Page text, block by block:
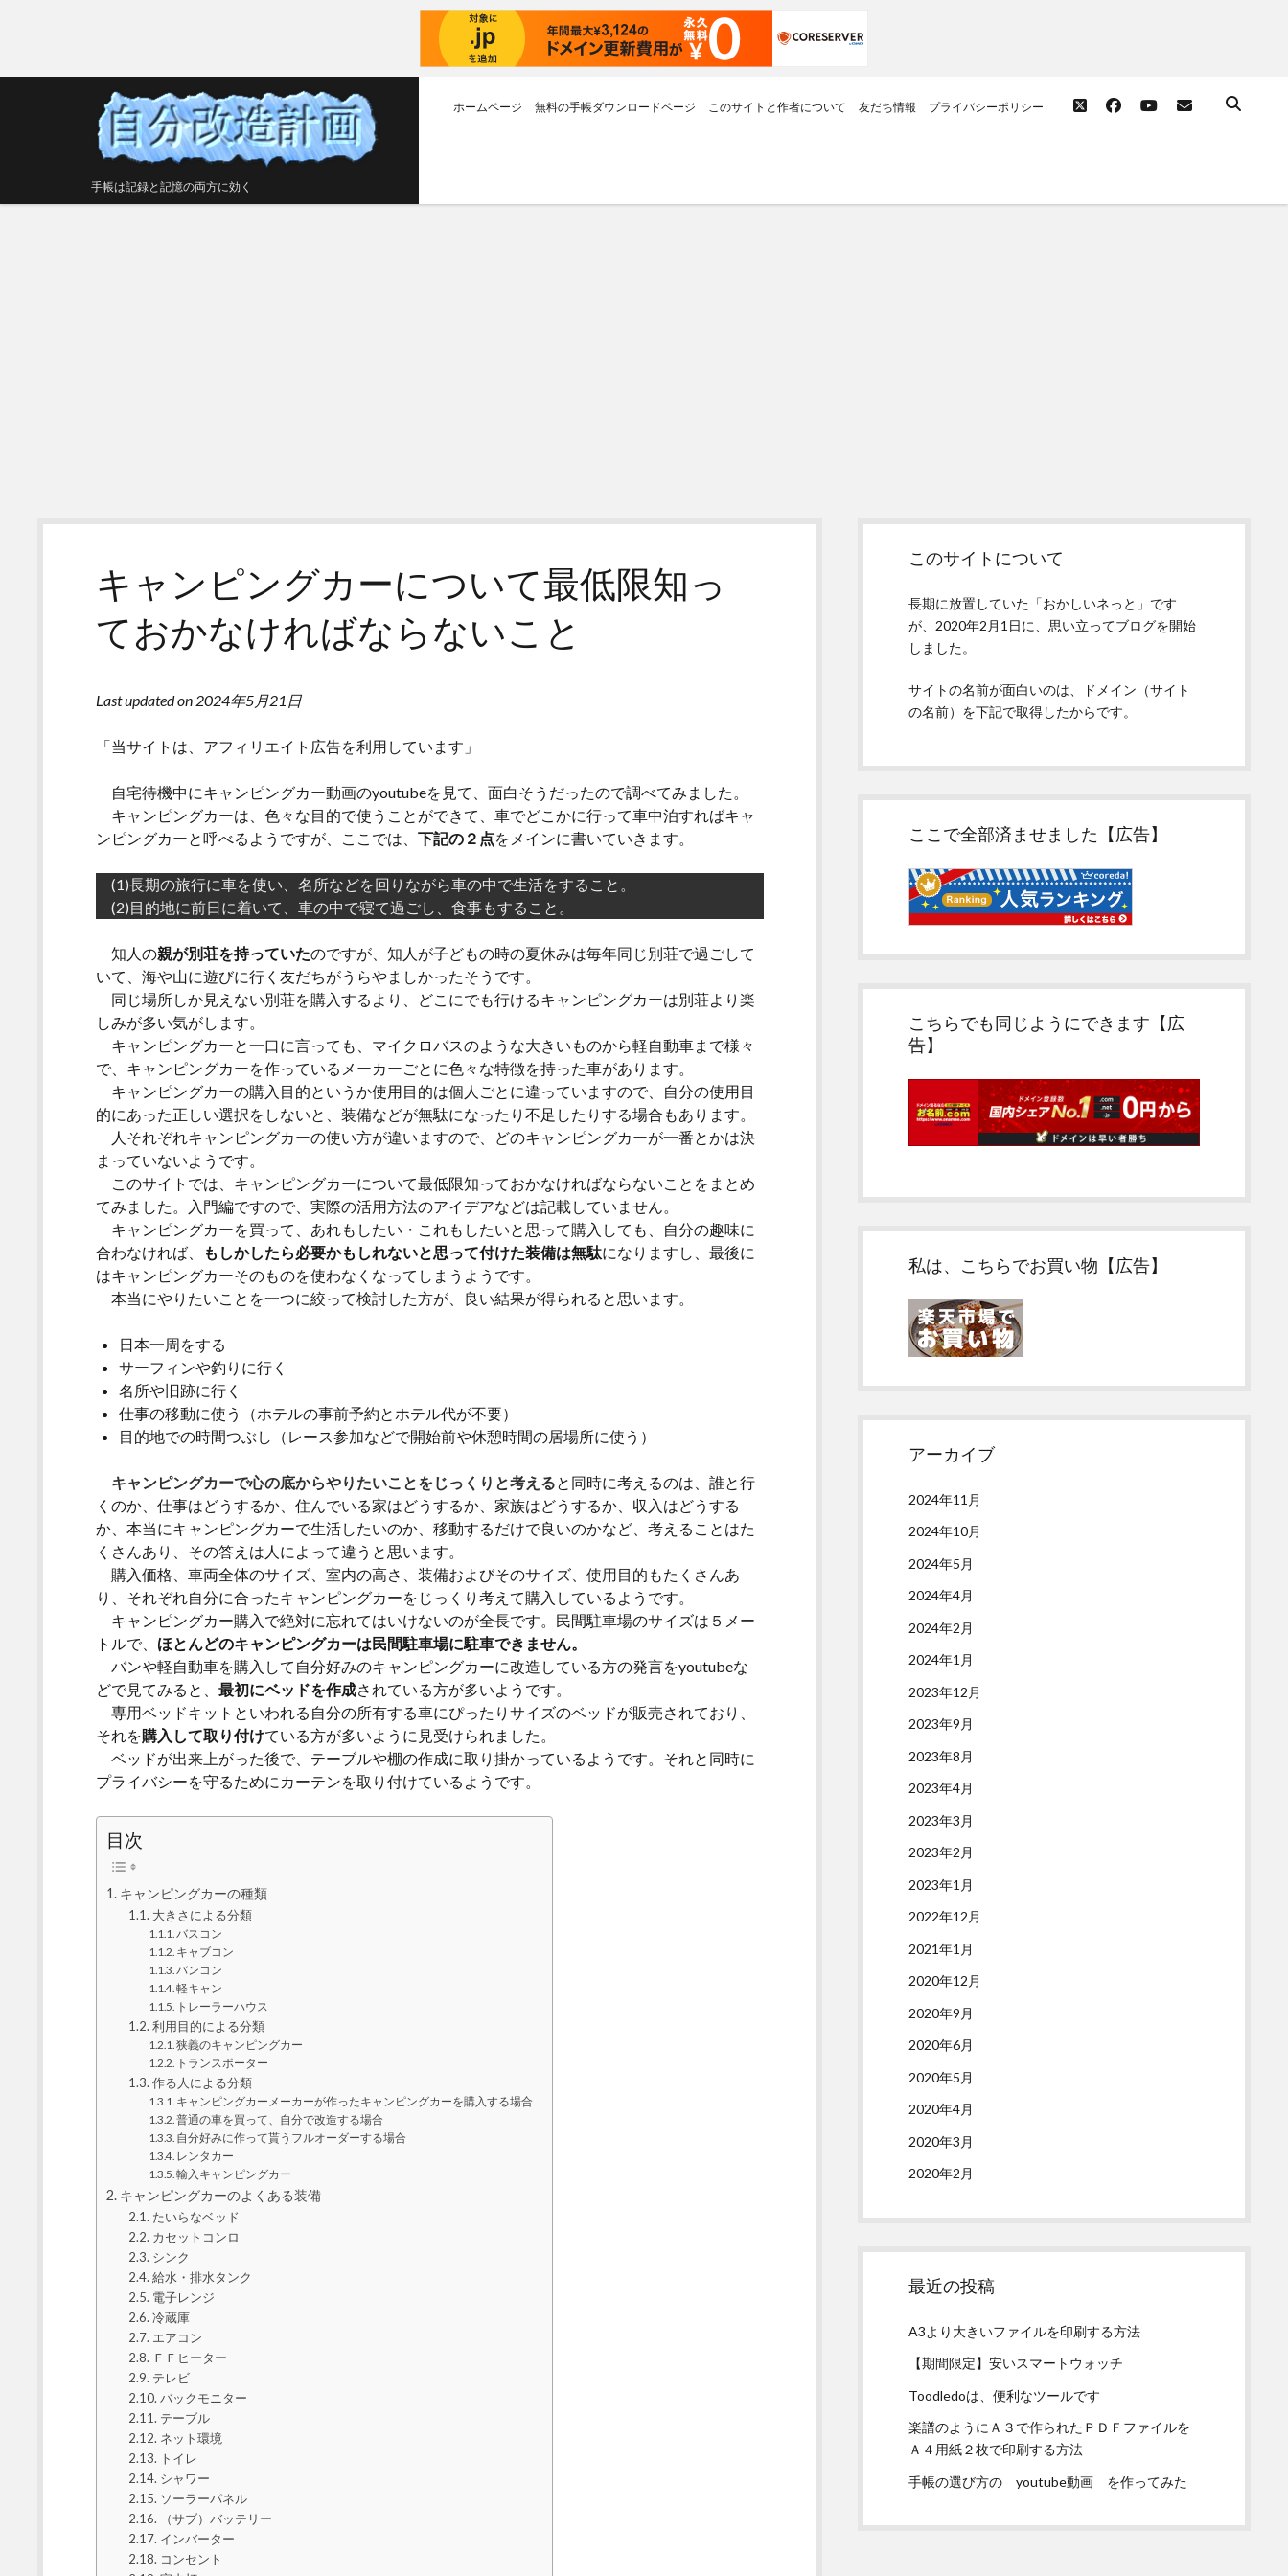
手帳は記録と記憶の両方に効く
ホームページ 無料の手帳ダウンロードページ このサイトと作者について 友だち情報 プライバシーポリシー twitterfacebook
youtubeemail
キャンピングカーについて最低限知っ
ておかなければならないこと
Last updated on 2024年5月21日
「当サイトは、アフィリエイト広告を利用しています」
自宅待機中にキャンピングカー動画のyoutubeを見て、面白そうだったので調べてみました。
キャンピングカーは、色々な目的で使うことができて、車でどこかに行って車中泊すればキャ
ンピングカーと呼べるようですが、ここでは、下記の２点をメインに書いていきます。
(1)長期の旅行に車を使い、名所などを回りながら車の中で生活をすること。
(2)目的地に前日に着いて、車の中で寝て過ごし、食事もすること。
知人の親が別荘を持っていたのですが、知人が子どもの時の夏休みは毎年同じ別荘で過ごして
いて、海や山に遊びに行く友だちがうらやましかったそうです。
同じ場所しか見えない別荘を購入するより、どこにでも行けるキャンピングカーは別荘より楽
しみが多い気がします。
キャンピングカーと一口に言っても、マイクロバスのような大きいものから軽自動車まで様々
で、キャンピングカーを作っているメーカーごとに色々な特徴を持った車があります。
キャンピングカーの購入目的というか使用目的は個人ごとに違っていますので、自分の使用目
的にあった正しい選択をしないと、装備などが無駄になったり不足したりする場合もあります。
人それぞれキャンピングカーの使い方が違いますので、どのキャンピングカーが一番とかは決
まっていないようです。
このサイトでは、キャンピングカーについて最低限知っておかなければならないことをまとめ
てみました。入門編ですので、実際の活用方法のアイデアなどは記載していません。
キャンピングカーを買って、あれもしたい・これもしたいと思って購入しても、自分の趣味に
合わなければ、
もしかしたら必要かもしれないと思って付けた装備は無駄になりますし、最後に
はキャンピングカーそのものを使わなくなってしまうようです。
本当にやりたいことを一つに絞って検討した方が、良い結果が得られると思います。
日本一周をする
サーフィンや釣りに行く
名所や旧跡に行く
仕事の移動に使う（ホテルの事前予約とホテル代が不要）
目的地での時間つぶし（レース参加などで開始前や休憩時間の居場所に使う）
キャンピングカーで心の底からやりたいことをじっくりと考えると同時に考えるのは、誰と行
くのか、仕事はどうするか、住んでいる家はどうするか、家族はどうするか、収入はどうする
か、本当にキャンピングカーで生活したいのか、移動するだけで良いのかなど、考えることはた
くさんあり、その答えは人によって違うと思います。
購入価格、車両全体のサイズ、室内の高さ、装備およびそのサイズ、使用目的もたくさんあ
り、それぞれ自分に合ったキャンピングカーをじっくり考えて購入しているようです。
キャンピングカー購入で絶対に忘れてはいけないのが全長です。民間駐車場のサイズは５メー
トルで、 ほとんどのキャンピングカーは民間駐車場に駐車できません。
バンや軽自動車を購入して自分好みのキャンピングカーに改造している方の発言をyoutubeな
どで見てみると、最初にベッドを作成されている方が多いようです。
専用ベッドキットといわれる自分の所有する車にぴったりサイズのベッドが販売されており、
それを購入して取り付けている方が多いように見受けられました。
ベッドが出来上がった後で、テーブルや棚の作成に取り掛かっているようです。それと同時に
プライバシーを守るためにカーテンを取り付けているようです。
目次
キャンピングカーの種類
大きさによる分類
バスコン
キャブコン
バンコン
軽キャン
トレーラーハウス
利用目的による分類
狭義のキャンピングカー
トランスポーター
作る人による分類
キャンピングカーメーカーが作ったキャンピングカーを購入する場合
普通の車を買って、自分で改造する場合
自分好みに作って貰うフルオーダーする場合
レンタカー
輸入キャンピングカー
キャンピングカーのよくある装備
たいらなベッド
カセットコンロ
シンク
給水・排水タンク
電子レンジ
冷蔵庫
エアコン
ＦＦヒーター
テレビ
バックモニター
テーブル
ネット環境
トイレ
シャワー
ソーラーパネル
（サブ）バッテリー
インバーター
コンセント
Sidebar
このサイトについて
長期に放置していた「おかしいネっと」です
が、2020年2月1日に、思い立ってブログを開始
しました。
サイトの名前が面白いのは、ドメイン（サイト
の名前）を下記で取得したからです。
ここで全部済ませました【広告】
こちらでも同じようにできます【広
告】
私は、こちらでお買い物【広告】
アーカイブ
2024年11月
2024年10月
2024年5月
2024年4月
2024年2月
2024年1月
2023年12月
2023年9月
2023年8月
2023年4月
2023年3月
2023年2月
2023年1月
2022年12月
2021年1月
2020年12月
2020年9月
2020年6月
2020年5月
2020年4月
2020年3月
2020年2月
最近の投稿
A3より大きいファイルを印刷する方法
【期間限定】安いスマートウォッチ
Toodledoは、便利なツールです
楽譜のようにＡ３で作られたＰＤＦファイルを
Ａ４用紙２枚で印刷する方法
手帳の選び方の youtube動画 を作ってみた